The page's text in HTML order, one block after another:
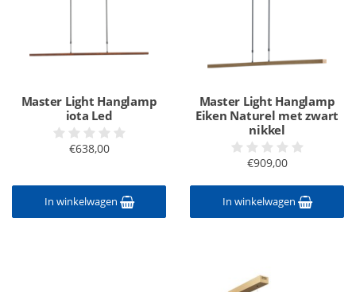
Master Light Hanglamp
iota Led
€638,00
In winkelwagen
Master Light Hanglamp
Eiken Naturel met zwart
nikkel
€909,00
In winkelwagen